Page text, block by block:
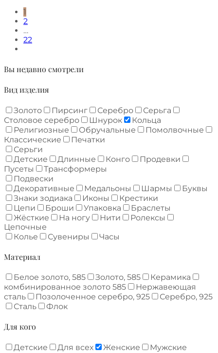
1
2
…
22
Вы недавно смотрели
Вид изделия
Золото Пирсинг Серебро
Серьга
Столовое серебро
Шнурок
Кольца
Религиозные
Обручальные
Помолвочные
Классические
Печатки
Серьги
Детские
Длинные Конго
Продевки
Пусеты
Трансформеры
Подвески
Декоративные
Медальоны Шармы
Буквы
Знаки зодиака
Иконы
Крестики
Цепи
Броши Упаковка
Браслеты
Жёсткие
На ногу Нити
Ролексы
Цепочные
Колье
Сувениры Часы
Материал
Белое золото, 585 Золото, 585
Керамика
комбинированное золото 585
Нержавеющая
сталь
Позолоченное серебро, 925
Серебро, 925
Сталь
Флок
Для кого
Детские Для всех Женские Мужские